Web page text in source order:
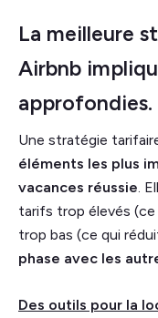
La meilleure
Airbnb
approfondies.
Une stratégie
éléments les plus
vacances réussie.
tarifs trop élevés
trop bas (ce qui
phase avec les
Des outils pour la